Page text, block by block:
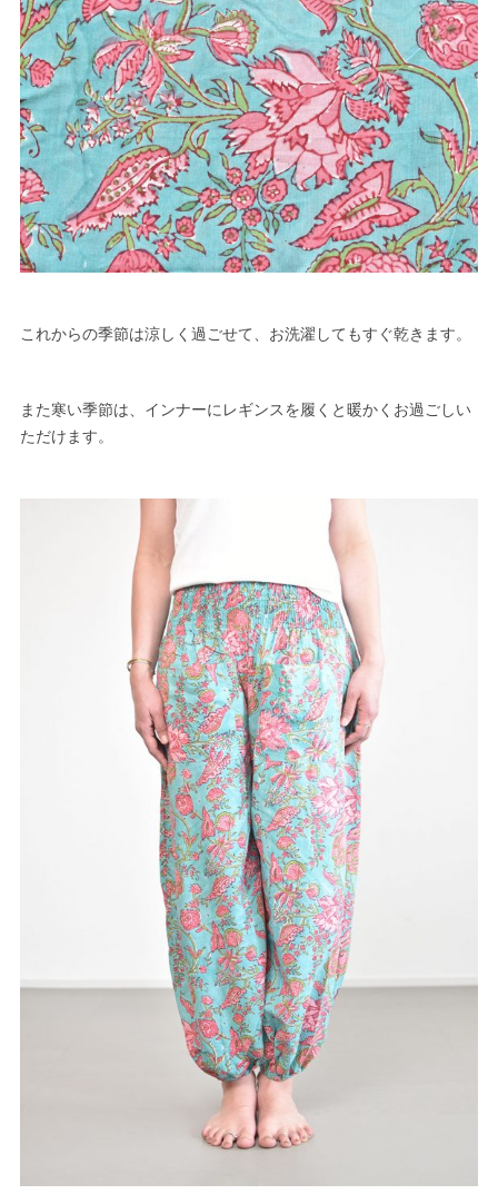
これからの季節は涼しく過ごせて、お洗濯してもすぐ乾きます。
また寒い季節は、インナーにレギンスを履くと暖かくお過ごしい
ただけます。